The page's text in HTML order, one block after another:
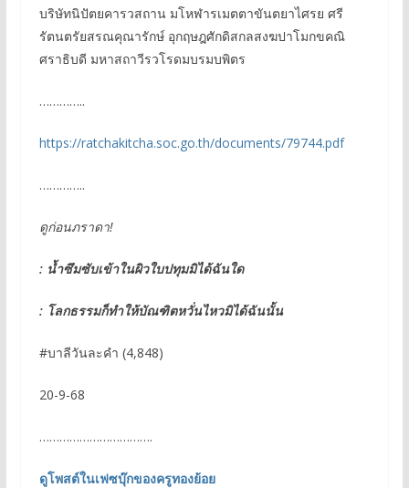
บริษัทนิปัตยคารวสถาน มโหฬารเมตตาขันตยาไศรย ศรี
รัตนตรัยสรณคุณารักษ์ อุกฤษฎศักดิสกลสงฆปาโมกขคณิ
ศราธิบดี มหาสถาวีรวโรดมบรมบพิตร
…………..
https://ratchakitcha.soc.go.th/documents/79744.pdf
…………..
ดูก่อนภราดา!
: น้ำซึมซับเข้าในผิวใบปทุมมิได้ฉันใด
: โลกธรรมก็ทำให้บัณฑิตหวั่นไหวมิได้ฉันนั้น
#บาลีวันละคำ (4,848)
20-9-68
…………………………….
ดูโพสต์ในเฟซบุ๊กของครูทองย้อย